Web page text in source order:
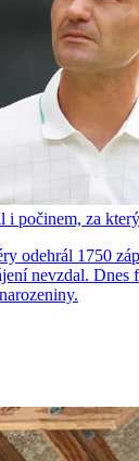
počinem, za
odehrál 1750
nevzdal. Dnes